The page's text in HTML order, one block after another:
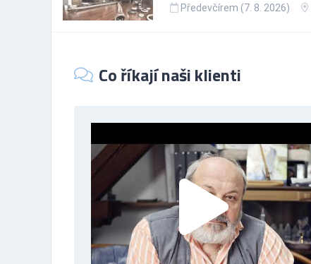
Předevčírem (7. 8. 2026)
Co říkají naši klienti